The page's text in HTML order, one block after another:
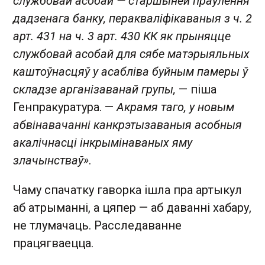
дадзенага банку, перакваліфікаваныя з ч. 2
арт. 431 на ч. 3 арт. 430 КК як прыняцце
службовай асобай для сябе матэрыяльных
каштоўнасцяў у асабліва буйным памеры ў
складзе арганізаванай групы, — піша
Генпракуратура. —Акрамя таго, у новым
абвінавачанні канкрэтызаваныя асобныя
акалічнасці інкрымінаваных яму
злачынстваў».
Чаму спачатку гаворка ішла пра артыкул
аб атрыманні, а цяпер — аб даванні хабару,
не тлумачаць. Расследаванне
працягваецца.